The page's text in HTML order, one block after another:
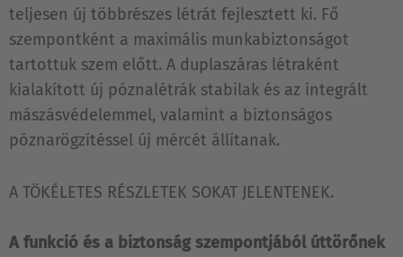
teljesen új többrészes létrát fejlesztett ki. Fő
szempontként a maximális munkabiztonságot
tartottuk szem előtt. A duplaszáras létraként
kialakított új póznalétrák stabilak és az integrált
mászásvédelemmel, valamint a biztonságos
póznarögzítéssel új mércét állítanak.
A TÖKÉLETES RÉSZLETEK SOKAT JELENTENEK.
A funkció és a biztonság szempontjából úttörőnek